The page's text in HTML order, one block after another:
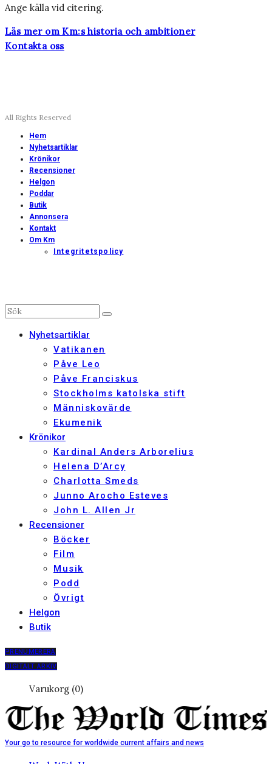
Ange källa vid citering.
Läs mer om Km:s historia och ambitioner
Kontakta oss
All Rights Reserved
Hem
Nyhetsartiklar
Krönikor
Recensioner
Helgon
Poddar
Butik
Annonsera
Kontakt
Om Km
Integritetspolicy
Nyhetsartiklar
Vatikanen
Påve Leo
Påve Franciskus
Stockholms katolska stift
Människovärde
Ekumenik
Krönikor
Kardinal Anders Arborelius
Helena D’Arcy
Charlotta Smeds
Junno Arocho Esteves
John L. Allen Jr
Recensioner
Böcker
Film
Musik
Podd
Övrigt
Helgon
Butik
PRENUMERERA
DIGITALT ARKIV
Varukorg (0)
Your go to resource for worldwide current affairs and news